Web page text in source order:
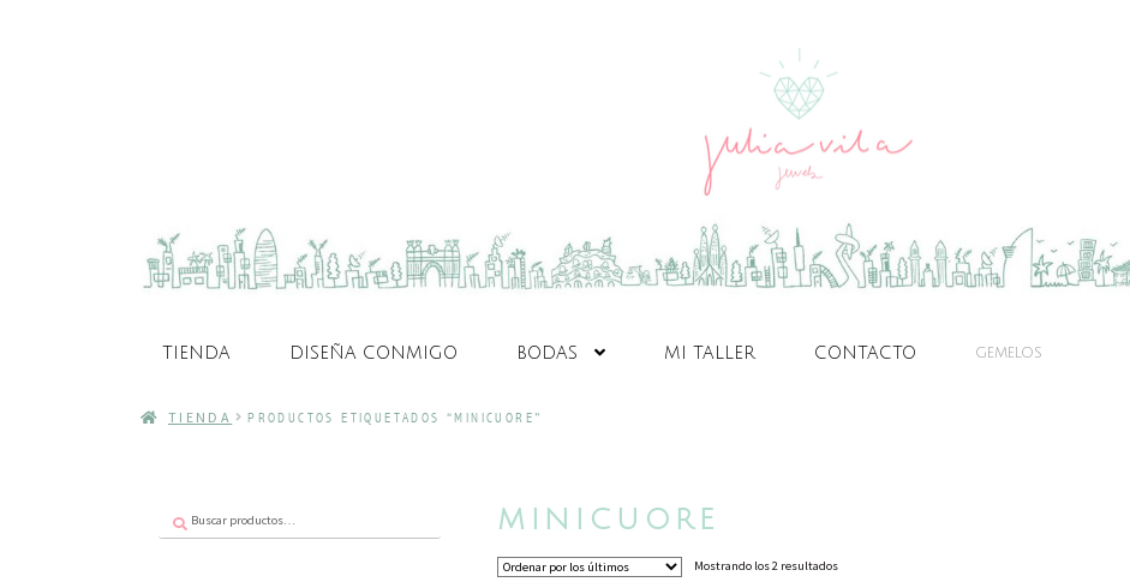
TIENDA DISEÑA CONMIGO BODAS MI TALLER CONTACTO GEMELOS
TIENDA PRODUCTOS ETIQUETADOS “MINICUORE”
por:
MINICUORE
Mostrando los 2 resultadosOrdenado